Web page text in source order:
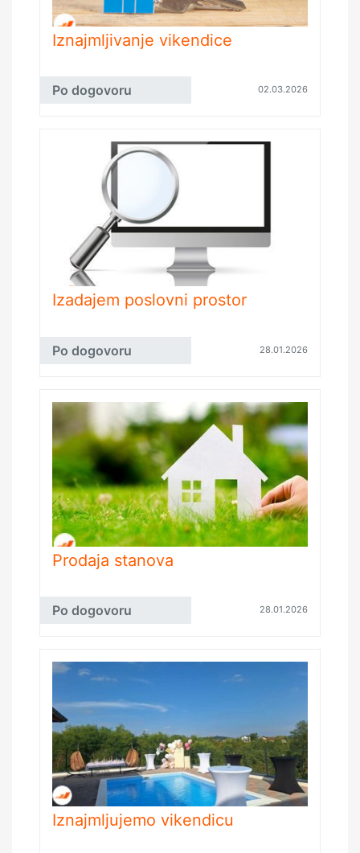
Iznajmljivanje vikendice
Po dogovoru 02.03.2026
Izadajem poslovni prostor
Po dogovoru 28.01.2026
Prodaja stanova
Po dogovoru 28.01.2026
Iznajmljujemo vikendicu